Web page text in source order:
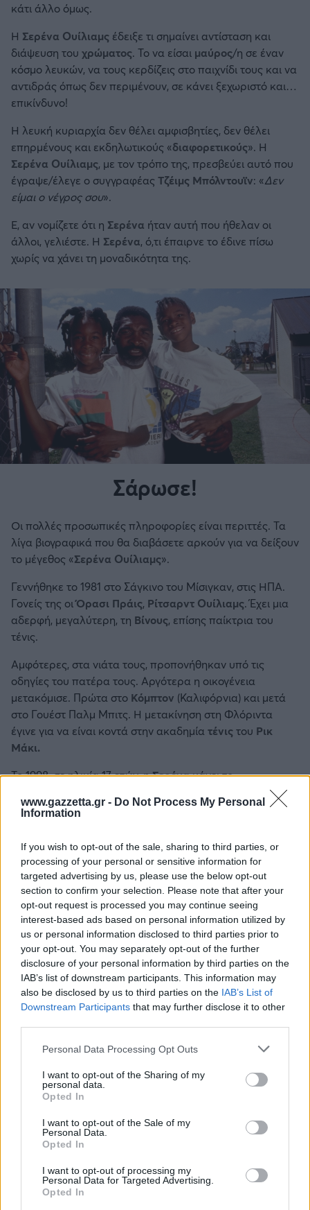
www.gazzetta.gr - Do Not Process My Personal
Information
If you wish to opt-out of the sale, sharing to third parties, or
processing of your personal or sensitive information for
targeted advertising by us, please use the below opt-out
section to confirm your selection. Please note that after your
opt-out request is processed you may continue seeing
interest-based ads based on personal information utilized by
us or personal information disclosed to third parties prior to
your opt-out. You may separately opt-out of the further
disclosure of your personal information by third parties on the
IAB’s list of downstream participants. This information may
also be disclosed by us to third parties on the IAB’s List of
Downstream Participants that may further disclose it to other
Please note that this website/app uses one or more Google
not limited to your visit or usage behaviour. You may click to
grant or deny consent to Google and its third-party tags to
use your data for below specified purposes in below Google
consent section.
Personal Data Processing Opt Outs
I want to opt-out of the Sharing of my
personal data.
Opted In
I want to opt-out of the Sale of my
Personal Data.
Opted In
I want to opt-out of processing my
Personal Data for Targeted Advertising.
Opted In
κάτι άλλο όμως.
Η Σερένα Ουίλιαμς έδειξε τι σημαίνει αντίσταση και
διάψευση του χρώματος. Το να είσαι μαύρος/η σε έναν
κόσμο λευκών, να τους κερδίζεις στο παιχνίδι τους και να
αντιδράς όπως δεν περιμένουν, σε κάνει ξεχωριστό και…
επικίνδυνο!
Η λευκή κυριαρχία δεν θέλει αμφισβητίες, δεν θέλει
επηρμένους και εκδηλωτικούς «διαφορετικούς». Η
Σερένα Ουίλιαμς, με τον τρόπο της, πρεσβεύει αυτό που
έγραψε/έλεγε ο συγγραφέας Τζέιμς Μπόλντουϊν: «Δεν
είμαι ο νέγρος σου».
Ε, αν νομίζετε ότι η Σερένα ήταν αυτή που ήθελαν οι
άλλοι, γελιέστε. Η Σερένα, ό,τι έπαιρνε το έδινε πίσω
χωρίς να χάνει τη μοναδικότητα της.
Σάρωσε!
Οι πολλές προσωπικές πληροφορίες είναι περιττές. Τα
λίγα βιογραφικά που θα διαβάσετε αρκούν για να δείξουν
το μέγεθος «Σερένα Ουίλιαμς».
Γεννήθηκε το 1981 στο Σάγκινο του Μίσιγκαν, στις ΗΠΑ.
Γονείς της οιΌρασι Πράις, Ρίτσαρντ Ουίλιαμς. Έχει μια
αδερφή, μεγαλύτερη, τη Βίνους, επίσης παίκτρια του
τένις.
Αμφότερες, στα νιάτα τους, προπονήθηκαν υπό τις
οδηγίες του πατέρα τους. Αργότερα η οικογένεια
μετακόμισε. Πρώτα στο Κόμπτον (Καλιφόρνια) και μετά
στο Γουέστ Παλμ Μπιτς. Η μετακίνηση στη Φλόριντα
έγινε για να είναι κοντά στην ακαδημία τένιςτου Ρικ
Μάκι.
To 1998, σε ηλικία 17 ετών, ηΣερένακάνει το
Αυστραλιανό Όπεν » και κερδίζει στον πρώτο γύρο το
μόνο που χρειάζεται να ξέρετε είναι πως η Σερένα
πήρε όλα και σάρωσε!
Η συγκομιδή της προκαλεί θαυμασμό:23 γκραν σλαμσε
ατομικό, 14σε ομαδικό,τέσσερα χρυσάολυμπιακά
μετάλλια κι άλλα πρωταθλήματα. Α, και κάτι ακόμη.
Έμεινε στονούμερο ένατης παγκόσμιας κατάταξης για
319 εβδομάδες!
Τα προηγούμενα, τα τιμητικά, τα επιτεύγματα, εξηγούνται
από τον τρόπο παιχνιδιού της, ένα στιλ που ελάχιστες
μπόρεσαν να ακολουθήσουν. Αυτά που είδε το κοινό και
του έμειναν ζωντανά κινούνται σε χρόνο ενεστώτα.
Το αγωνιστικό της ύφος, λοιπόν, ήταν πολυδιάστατο, με
κυρίαρχα στοιχεία τηνακρίβειακαι τη
. Το πρώτο
φάνηκε στο σερβίς, το οποίο έφτασε να πιάνει ταχύτητα
γυναίκες].
Το δεύτερο εκδηλώθηκε ιδανικά στο
μπάκχαντ της (με τα δύο χέρια) υπήρξε αρκετά
αποτελεσματικό και η κίνηση της ταχύτατη. Φυσικά, δεν
μπορούμε να αφήσουμε εκτός τις αναπάντεχες